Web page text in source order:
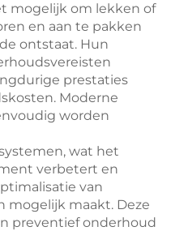
mogelijk om lekken of
en aan te pakken
ontstaat. Hun
prestaties
Moderne
worden
wat het
verbetert en
van
mogelijk maakt. Deze
preventief onderhoud